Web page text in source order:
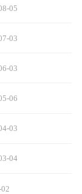
05
03
03
06
03
04